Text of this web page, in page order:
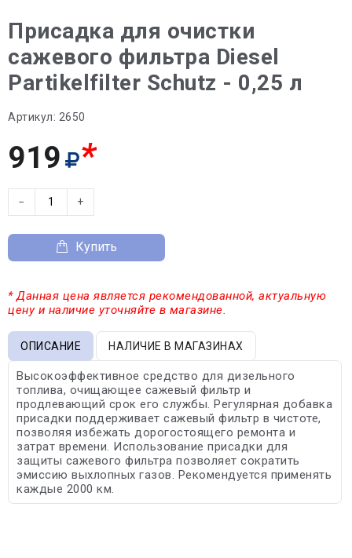
Присадка для очистки
сажевого фильтра Diesel
Partikelfilter Schutz - 0,25 л
Артикул: 2650
919 *
− +
Купить
* Данная цена является рекомендованной, актуальную
цену и наличие уточняйте в магазине.
ОПИСАНИЕ НАЛИЧИЕ В МАГАЗИНАХ
Высокоэффективное средство для дизельного
топлива, очищающее сажевый фильтр и
продлевающий срок его службы. Регулярная добавка
присадки поддерживает сажевый фильтр в чистоте,
позволяя избежать дорогостоящего ремонта и
затрат времени. Использование присадки для
защиты сажевого фильтра позволяет сократить
эмиссию выхлопных газов. Рекомендуется применять
каждые 2000 км.